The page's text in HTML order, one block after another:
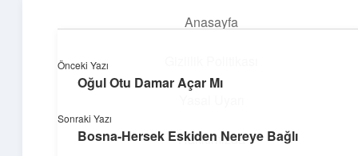
Anasayfa
Hakkımızda
Hızlı Baskı Tüyoları
Yaratıcı fikirlerle projelerini canlandır!
Önceki Yazı
Oğul Otu Damar Açar Mı
Sonraki Yazı
Bosna-Hersek Eskiden Nereye Bağlı